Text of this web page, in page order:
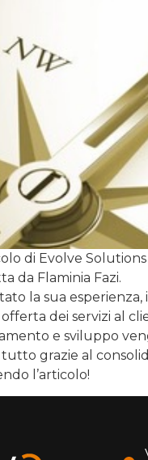
di Evolve
da Flaminia Fazi.
la sua
dei servizi al
e sviluppo
grazie al
l’articolo!